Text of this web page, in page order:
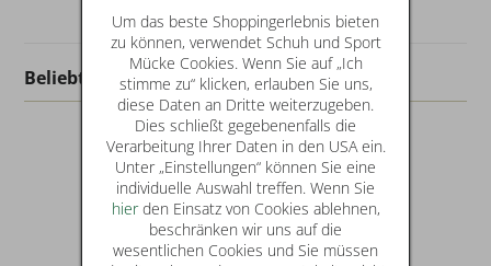
Beliebt in dieser Kategorie
Um das beste Shoppingerlebnis bieten
zu können, verwendet Schuh und Sport
Mücke Cookies. Wenn Sie auf „Ich
stimme zu“ klicken, erlauben Sie uns,
diese Daten an Dritte weiterzugeben.
Dies schließt gegebenenfalls die
Verarbeitung Ihrer Daten in den USA ein.
Unter „Einstellungen“ können Sie eine
individuelle Auswahl treffen. Wenn Sie
hierden Einsatz von Cookies ablehnen,
beschränken wir uns auf die
wesentlichen Cookies und Sie müssen